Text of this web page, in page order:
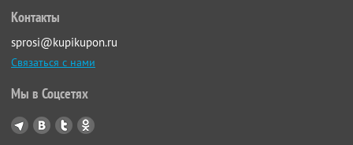
Контакты
sprosi@kupikupon.ru
Связаться с нами
Мы в Соцсетях